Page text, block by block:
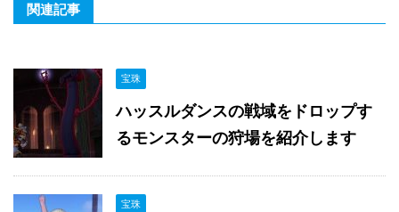
関連記事
宝珠
ハッスルダンスの戦域をドロップす
るモンスターの狩場を紹介します
宝珠